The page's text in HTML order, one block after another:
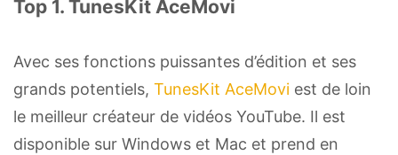
Top 1. TunesKit AceMovi
Avec ses fonctions puissantes d’édition et ses
grands potentiels, TunesKit AceMovi est de loin
le meilleur créateur de vidéos YouTube. Il est
disponible sur Windows et Mac et prend en